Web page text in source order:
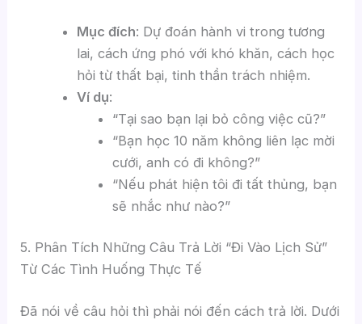
Mục đích: Dự đoán hành vi trong tương
lai, cách ứng phó với khó khăn, cách học
hỏi từ thất bại, tinh thần trách nhiệm.
Ví dụ:
“Tại sao bạn lại bỏ công việc cũ?”
“Bạn học 10 năm không liên lạc mời
cưới, anh có đi không?”
“Nếu phát hiện tôi đi tất thủng, bạn
sẽ nhắc như nào?”
5. Phân Tích Những Câu Trả Lời “Đi Vào Lịch Sử”
Từ Các Tình Huống Thực Tế
Đã nói về câu hỏi thì phải nói đến cách trả lời. Dưới